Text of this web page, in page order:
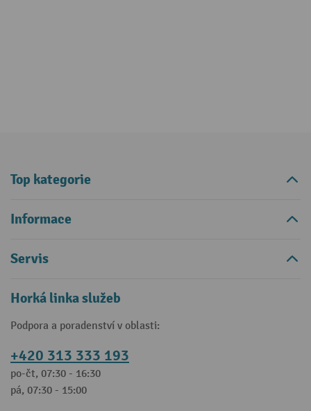
Top kategorie
Informace
Servis
Horká linka služeb
Podpora a poradenství v oblasti:
+420 313 333 193
po-čt, 07:30 - 16:30
pá, 07:30 - 15:00